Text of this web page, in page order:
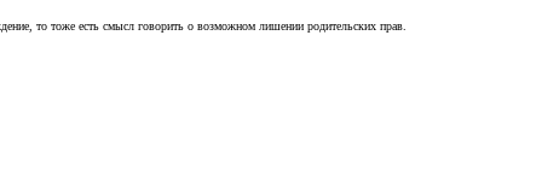
то тоже есть смысл говорить о возможном лишении родительских прав.